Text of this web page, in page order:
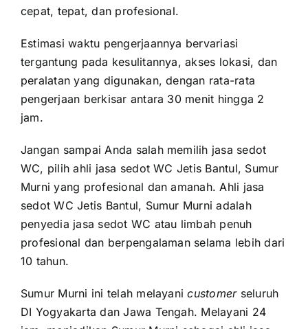
cepat, tepat, dan profesional.
Estimasi waktu pengerjaannya bervariasi
tergantung pada kesulitannya, akses lokasi, dan
peralatan yang digunakan, dengan rata-rata
pengerjaan berkisar antara 30 menit hingga 2
jam.
Jangan sampai Anda salah memilih jasa sedot
WC, pilih ahli jasa sedot WC Jetis Bantul, Sumur
Murni yang profesional dan amanah. Ahli jasa
sedot WC Jetis Bantul, Sumur Murni adalah
penyedia jasa sedot WC atau limbah penuh
profesional dan berpengalaman selama lebih dari
10 tahun.
Sumur Murni ini telah melayanicustomerseluruh
DI Yogyakarta dan Jawa Tengah. Melayani 24